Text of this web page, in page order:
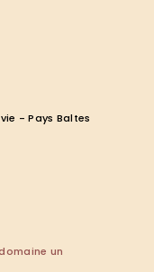
- Pays Baltes
un